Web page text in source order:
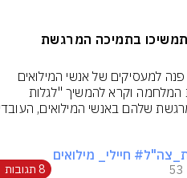
בתמיכה המרגשת
# חיילי_ מילואים
53 8 תגובות